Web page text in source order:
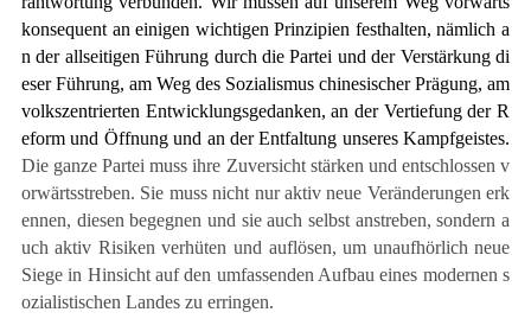
konsequent an einigen wichtigen Prinzipien festhalten, nämlich a
n der allseitigen Führung durch die Partei und der Verstärkung di
eser Führung, am Weg des Sozialismus chinesischer Prägung, am
volkszentrierten Entwicklungsgedanken, an der Vertiefung der R
eform und Öffnung und an der Entfaltung unseres Kampfgeistes.
Die ganze Partei muss ihre Zuversicht stärken und entschlossen v
orwärtsstreben. Sie muss nicht nur aktiv neue Veränderungen erk
ennen, diesen begegnen und sie auch selbst anstreben, sondern a
uch aktiv Risiken verhüten und auflösen, um unaufhörlich neue
Siege in Hinsicht auf den umfassenden Aufbau eines modernen s
ozialistischen Landes zu erringen.